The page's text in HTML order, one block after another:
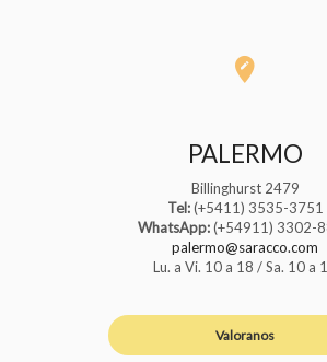
PALERMO
Billinghurst 2479
Tel:(+5411) 3535-3751
WhatsApp:(+54911) 3302-
palermo@saracco.com
Lu. a Vi. 10 a 18 / Sa. 10 a
Valoranos